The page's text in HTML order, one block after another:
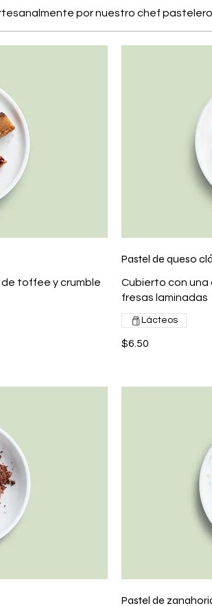
por nuestro chef pastelero
de toffee y crumble
Pastel de queso
Cubierto con
fresas laminadas
$6.50
Lácteos
Pastel de